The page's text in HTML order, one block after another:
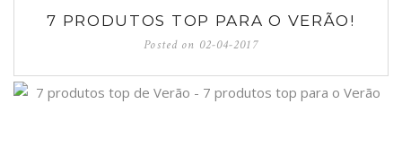
7 PRODUTOS TOP PARA O VERÃO!
Posted on 02-04-2017